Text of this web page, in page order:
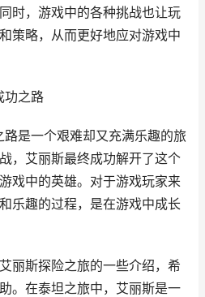
时，游戏中的各种挑战也让玩
策略，从而更好地应对游戏中
功之路
是一个艰难却又充满乐趣的旅
，艾丽斯最终成功解开了这个
戏中的英雄。对于游戏玩家来
乐趣的过程，是在游戏中成长
丽斯探险之旅的一些介绍，希
。在泰坦之旅中，艾丽斯是一